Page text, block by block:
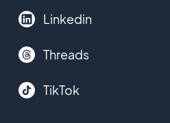
Linkedin
Threads
TikTok